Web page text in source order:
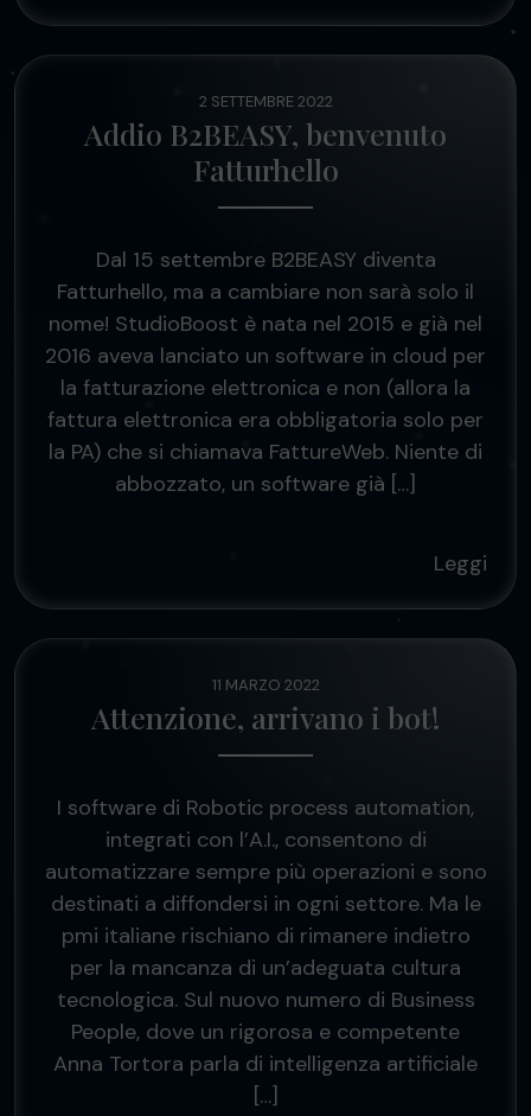
2 SETTEMBRE 2022
Addio B2BEASY, benvenuto
Fatturhello
Dal 15 settembre B2BEASY diventa
Fatturhello, ma a cambiare non sarà solo il
nome! StudioBoost è nata nel 2015 e già nel
2016 aveva lanciato un software in cloud per
la fatturazione elettronica e non (allora la
fattura elettronica era obbligatoria solo per
la PA) che si chiamava FattureWeb. Niente di
abbozzato, un software già […]
Leggi
11 MARZO 2022
Attenzione, arrivano i bot!
I software di Robotic process automation,
integrati con l’A.I., consentono di
automatizzare sempre più operazioni e sono
destinati a diffondersi in ogni settore. Ma le
pmi italiane rischiano di rimanere indietro
per la mancanza di un’adeguata cultura
tecnologica. Sul nuovo numero di Business
People, dove un rigorosa e competente
Anna Tortora parla di intelligenza artificiale
[…]